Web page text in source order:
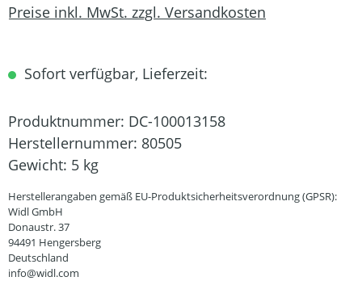
Preise inkl. MwSt. zzgl. Versandkosten
Sofort verfügbar, Lieferzeit:
Produktnummer: DC-100013158
Herstellernummer: 80505
Gewicht: 5 kg
Herstellerangaben gemäß EU-Produktsicherheitsverordnung (GPSR):
Widl GmbH
Donaustr. 37
94491 Hengersberg
Deutschland
info@widl.com